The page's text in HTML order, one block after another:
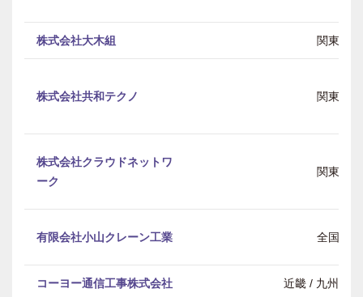
株式会社大木組 関東
株式会社共和テクノ 関東
株式会社クラウドネットワ
ーク
関東
有限会社小山クレーン工業 全国
コーヨー通信工事株式会社 近畿 / 九州・